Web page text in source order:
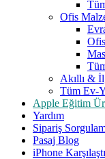
Ofis
Akıllı &
Tüm Ev-
Apple Eğitim
Yardım
Sipariş
Pasaj Blog
iPhone